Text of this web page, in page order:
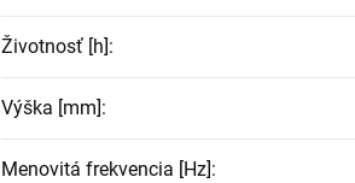
Životnosť [h]:
Výška [mm]:
Menovitá frekvencia [Hz]: